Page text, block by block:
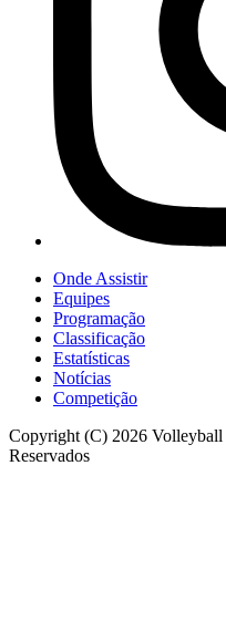
Onde Assistir
Equipes
Programação
Classificação
Estatísticas
Notícias
Competição
Copyright (C) 2026
Reservados